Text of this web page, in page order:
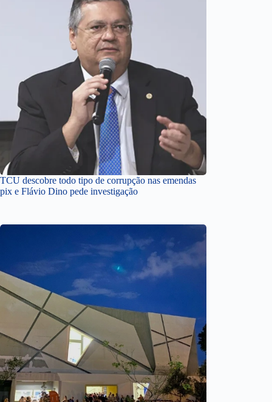
TCU descobre todo tipo de corrupção nas emendas
pix e Flávio Dino pede investigação